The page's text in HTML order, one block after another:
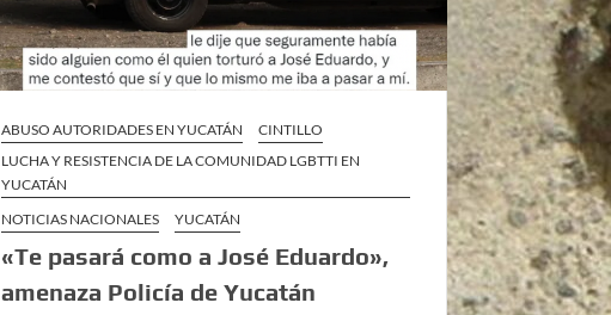
ABUSO AUTORIDADES EN YUCATÁN
CINTILLO
LUCHA Y RESISTENCIA DE LA COMUNIDAD LGBTTI EN
YUCATÁN
NOTICIAS NACIONALES
YUCATÁN
«Te pasará como a José Eduardo»,
amenaza Policía de Yucatán